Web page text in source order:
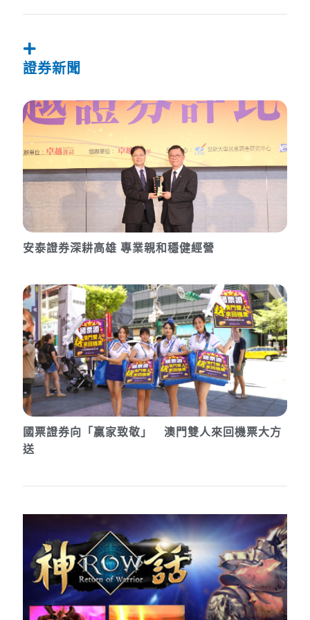
證券新聞
安泰證券深耕高雄 專業親和穩健經營
國票證券向「贏家致敬」 澳門雙人來回機票大方
送